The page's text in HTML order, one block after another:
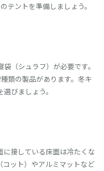
テントを準備しましょう。
（シュラフ）が必要です。
類の製品があります。冬キ
びましょう。
接している床面は冷たくな
コット）やアルミマットなど